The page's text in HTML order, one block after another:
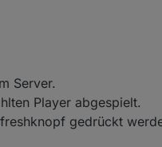
Server.
Player abgespielt.
gedrückt